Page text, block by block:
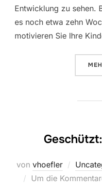
Entwicklung zu sehen.
es noch etwa zehn
motivieren Sie Ihre
von vhoefler
Um die